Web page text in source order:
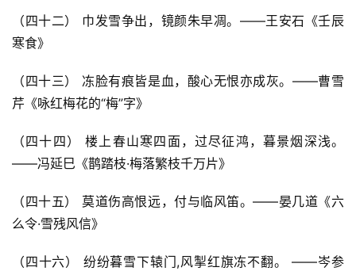
（四十二） 巾发雪争出，镜颜朱早凋。——王安石《壬辰
寒食》
（四十三） 冻脸有痕皆是血，酸心无恨亦成灰。——曹雪
芹《咏红梅花的“梅”字》
（四十四） 楼上春山寒四面，过尽征鸿，暮景烟深浅。
——冯延巳《鹊踏枝·梅落繁枝千万片》
（四十五） 莫道伤高恨远，付与临风笛。——晏几道《六
么令·雪残风信》
（四十六） 纷纷暮雪下辕门,风掣红旗冻不翻。 ——岑参